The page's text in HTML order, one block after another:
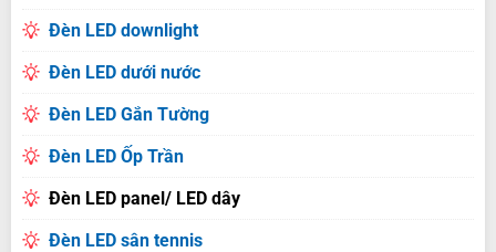
Đèn LED downlight
Đèn LED dưới nước
Đèn LED Gắn Tường
Đèn LED Ốp Trần
Đèn LED panel/ LED dây
Đèn LED sân tennis